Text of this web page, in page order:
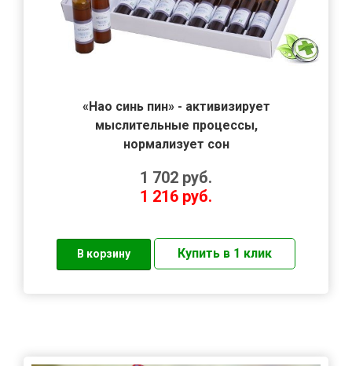
«Нао синь пин» - активизирует
мыслительные процессы,
нормализует сон
1 702 руб.
1 216 руб.